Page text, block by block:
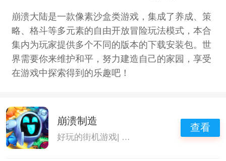
崩溃大陆是一款像素沙盒类游戏，集成了养成、策
略、格斗等多元素的自由开放冒险玩法模式，本合
集内为玩家提供多个不同的版本的下载安装包。世
界需要你来维护和平，努力建造自己的家园，享受
在游戏中探索得到的乐趣吧！
崩溃制造
好玩的街机游戏| 横版闯关手游 像素冒险类
查看